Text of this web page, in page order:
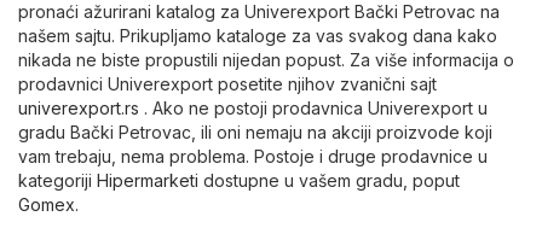
pronaći ažurirani katalog za Univerexport Bački Petrovac na
našem sajtu. Prikupljamo kataloge za vas svakog dana kako
nikada ne biste propustili nijedan popust. Za više informacija o
prodavnici Univerexport posetite njihov zvanični sajt
univerexport.rs . Ako ne postoji prodavnica Univerexport u
gradu Bački Petrovac, ili oni nemaju na akciji proizvode koji
vam trebaju, nema problema. Postoje i druge prodavnice u
kategoriji Hipermarketi dostupne u vašem gradu, poput
Gomex.